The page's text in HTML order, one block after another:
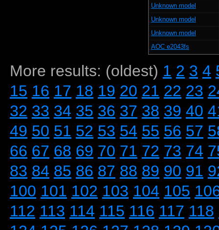
Unknown model
Unknown model
Unknown model
AOC e2043fs
More results: (oldest) 1 2 3 4
15 16 17 18 19 20 21 22 23
32 33 34 35 36 37 38 39 40
49 50 51 52 53 54 55 56 57
66 67 68 69 70 71 72 73 74
83 84 85 86 87 88 89 90 91
100 101 102 103 104 105
112 113 114 115 116 117 118